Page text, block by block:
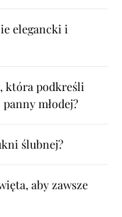
elegancki i
która podkreśli
młodej?
ślubnej?
aby zawsze